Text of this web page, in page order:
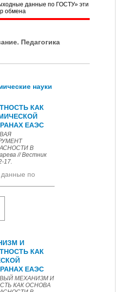
данные по ГОСТУ» эти
обмена
Педагогика
науки
КАК
ЕАЭС
В
// Вестник
17.
по
И
КАК
ЕАЭС
МЕХАНИЗМ И
КАК ОСНОВА